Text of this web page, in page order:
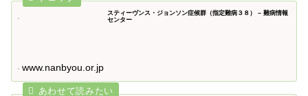
スティーヴンス・ジョンソン症候群（指定難病３８） – 難病情報
センター
www.nanbyou.or.jp